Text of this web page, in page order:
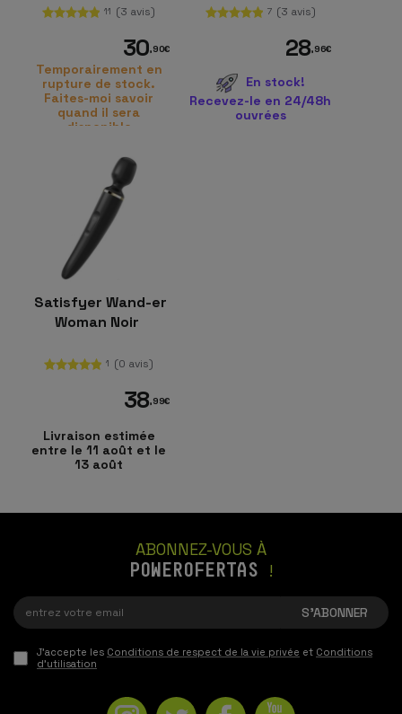
11 (3 avis)
30,90€
Temporairement en
rupture de stock.
Faites-moi savoir
quand il sera
disponible
7 (3 avis)
28,96€
En stock!
Recevez-le en 24/48h
ouvrées
Satisfyer Wand-er
Woman Noir
1 (0 avis)
38,99€
Livraison estimée
entre le 11 août et le
13 août
ABONNEZ-VOUS À
POWEROFERTAS !
J'accepte les Conditions de respect de la vie privée et Conditions
d'utilisation